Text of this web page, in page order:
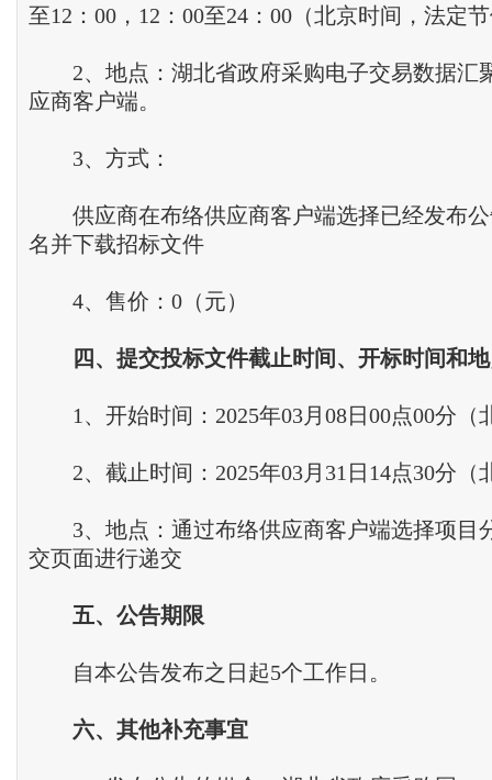
至12：00，12：00至24：00（北京时间，法定
2、地点：湖北省政府采购电子交易数据汇
应商客户端。
3、方式：
供应商在布络供应商客户端选择已经发布公
名并下载招标文件
4、售价：0（元）
四 、 提交投标文件截止时间 、 开标时间和
1、开始时间：2025年03月08日00点00分（
2、截止时间：2025年03月31日14点30分（
3、地点：通过布络供应商客户端选择项目
交页面进行递交
五、 公告期限
自本公告发布之日起5个工作日。
六、 其他补充事宜